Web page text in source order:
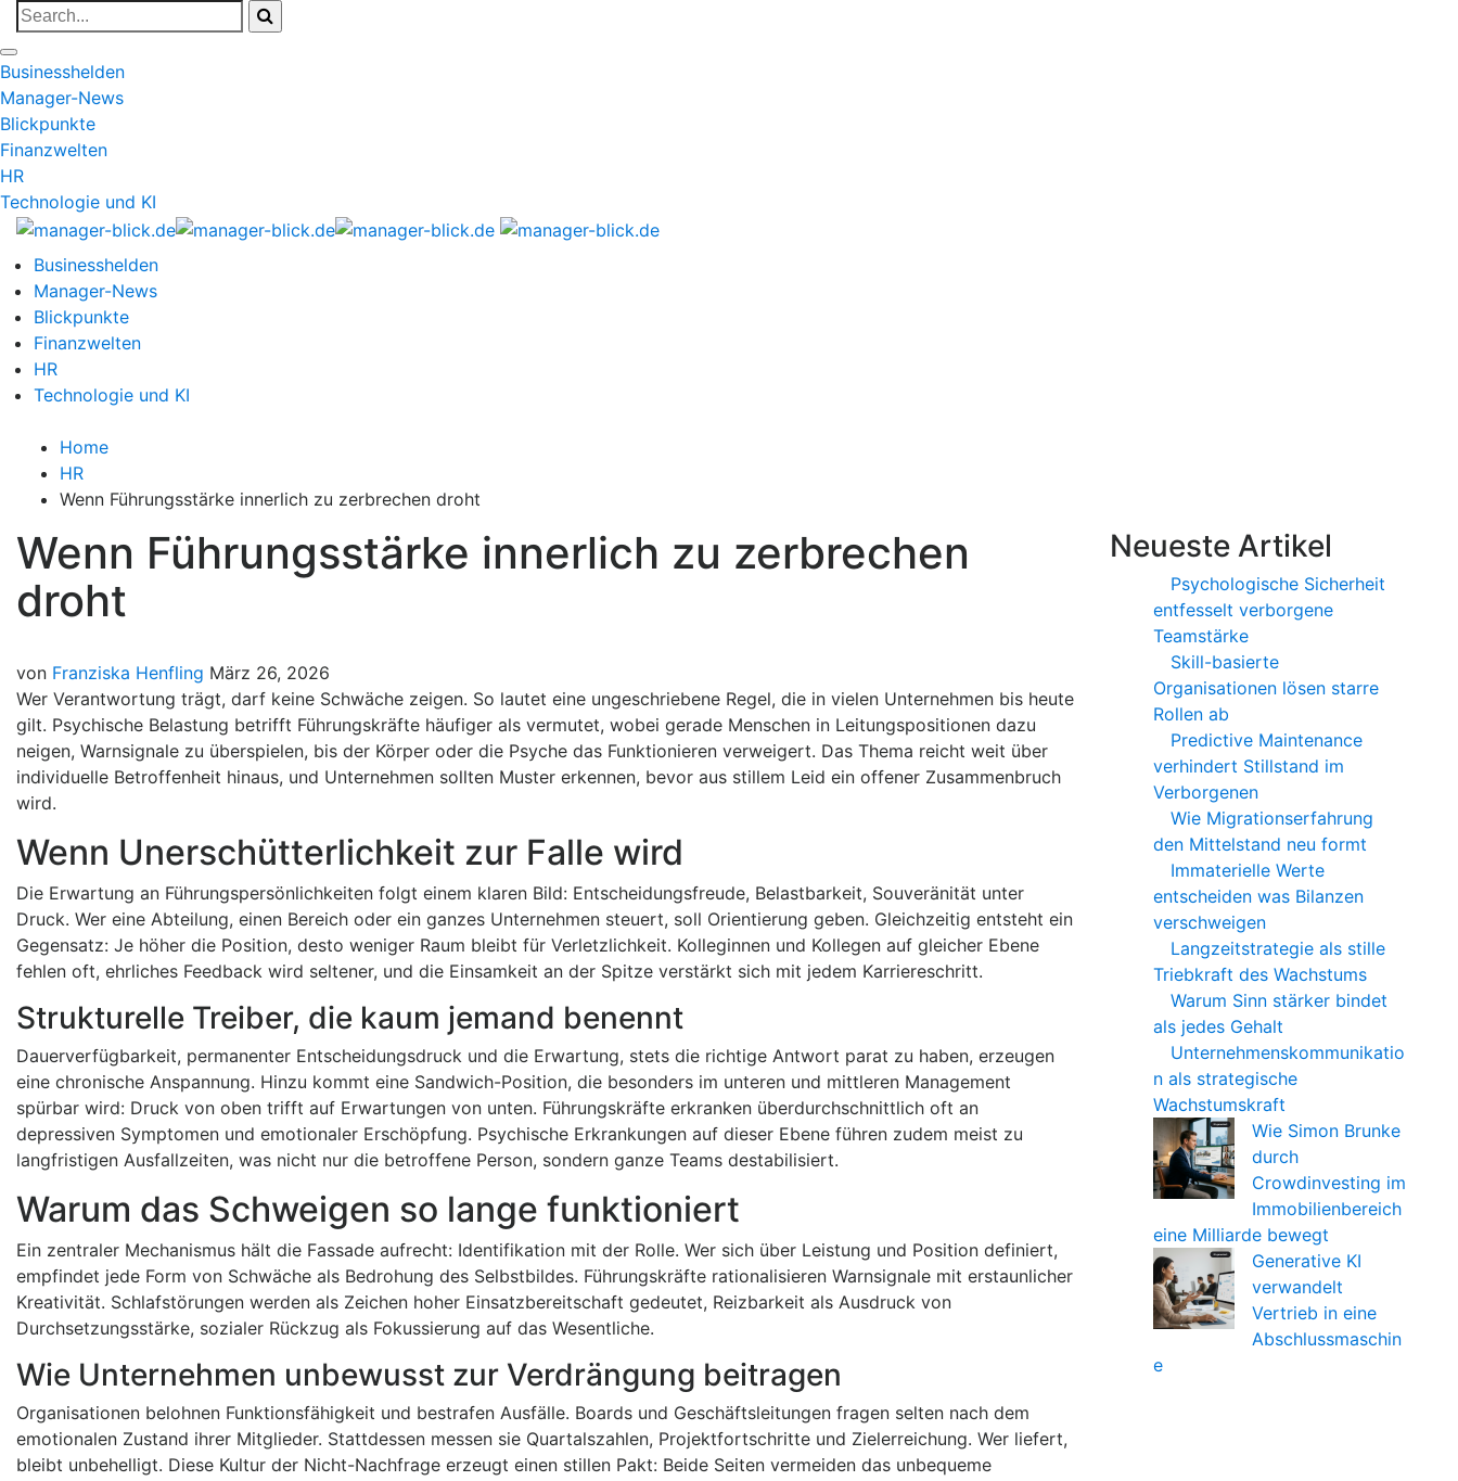
Businesshelden
Manager-News
Blickpunkte
Finanzwelten
HR
Technologie und KI
Businesshelden
Manager-News
Blickpunkte
Finanzwelten
HR
Technologie und KI
Home
HR
Wenn Führungsstärke innerlich zu zerbrechen droht
Wenn Führungsstärke innerlich zu zerbrechen
droht
von Franziska Henfling März 26, 2026
Wer Verantwortung trägt, darf keine Schwäche zeigen. So lautet eine ungeschriebene Regel, die in vielen Unternehmen bis heute
gilt. Psychische Belastung betrifft Führungskräfte häufiger als vermutet, wobei gerade Menschen in Leitungspositionen dazu
neigen, Warnsignale zu überspielen, bis der Körper oder die Psyche das Funktionieren verweigert. Das Thema reicht weit über
individuelle Betroffenheit hinaus, und Unternehmen sollten Muster erkennen, bevor aus stillem Leid ein offener Zusammenbruch
wird.
Wenn Unerschütterlichkeit zur Falle wird
Die Erwartung an Führungspersönlichkeiten folgt einem klaren Bild: Entscheidungsfreude, Belastbarkeit, Souveränität unter
Druck. Wer eine Abteilung, einen Bereich oder ein ganzes Unternehmen steuert, soll Orientierung geben. Gleichzeitig entsteht ein
Gegensatz: Je höher die Position, desto weniger Raum bleibt für Verletzlichkeit. Kolleginnen und Kollegen auf gleicher Ebene
fehlen oft, ehrliches Feedback wird seltener, und die Einsamkeit an der Spitze verstärkt sich mit jedem Karriereschritt.
Strukturelle Treiber, die kaum jemand benennt
Dauerverfügbarkeit, permanenter Entscheidungsdruck und die Erwartung, stets die richtige Antwort parat zu haben, erzeugen
eine chronische Anspannung. Hinzu kommt eine Sandwich-Position, die besonders im unteren und mittleren Management
spürbar wird: Druck von oben trifft auf Erwartungen von unten. Führungskräfte erkranken überdurchschnittlich oft an
depressiven Symptomen und emotionaler Erschöpfung. Psychische Erkrankungen auf dieser Ebene führen zudem meist zu
langfristigen Ausfallzeiten, was nicht nur die betroffene Person, sondern ganze Teams destabilisiert.
Warum das Schweigen so lange funktioniert
Ein zentraler Mechanismus hält die Fassade aufrecht: Identifikation mit der Rolle. Wer sich über Leistung und Position definiert,
empfindet jede Form von Schwäche als Bedrohung des Selbstbildes. Führungskräfte rationalisieren Warnsignale mit erstaunlicher
Kreativität. Schlafstörungen werden als Zeichen hoher Einsatzbereitschaft gedeutet, Reizbarkeit als Ausdruck von
Durchsetzungsstärke, sozialer Rückzug als Fokussierung auf das Wesentliche.
Wie Unternehmen unbewusst zur Verdrängung beitragen
Organisationen belohnen Funktionsfähigkeit und bestrafen Ausfälle. Boards und Geschäftsleitungen fragen selten nach dem
emotionalen Zustand ihrer Mitglieder. Stattdessen messen sie Quartalszahlen, Projektfortschritte und Zielerreichung. Wer liefert,
bleibt unbehelligt. Diese Kultur der Nicht-Nachfrage erzeugt einen stillen Pakt: Beide Seiten vermeiden das unbequeme
Neueste Artikel
Psychologische Sicherheit
entfesselt verborgene
Teamstärke
Skill-basierte
Organisationen lösen starre
Rollen ab
Predictive Maintenance
verhindert Stillstand im
Verborgenen
Wie Migrationserfahrung
den Mittelstand neu formt
Immaterielle Werte
entscheiden was Bilanzen
verschweigen
Langzeitstrategie als stille
Triebkraft des Wachstums
Warum Sinn stärker bindet
als jedes Gehalt
Unternehmenskommunikatio
n als strategische
Wachstumskraft
Wie Simon Brunke
durch
Crowdinvesting im
Immobilienbereich
eine Milliarde bewegt
Generative KI
verwandelt
Vertrieb in eine
Abschlussmaschin
e